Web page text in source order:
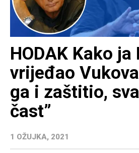
HODAK Kako
vrijeđao
ga i zaštitio,
čast”
1 OŽUJKA, 2021